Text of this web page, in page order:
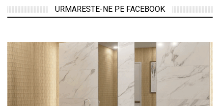
URMARESTE-NE PE FACEBOOK